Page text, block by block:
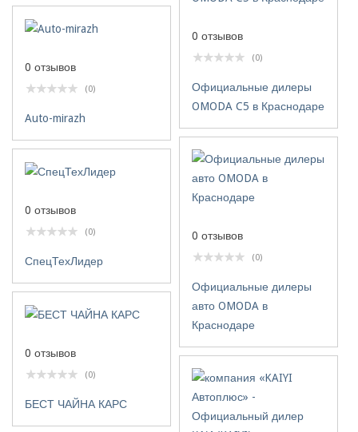
0 отзывов
(0)
Официальные дилеры
OMODA C5 в Краснодаре
0 отзывов
(0)
Auto-mirazh
0 отзывов
(0)
Официальные дилеры
авто OMODA в
Краснодаре
0 отзывов
(0)
СпецТехЛидер
0 отзывов
(0)
БЕСТ ЧАЙНА КАРС